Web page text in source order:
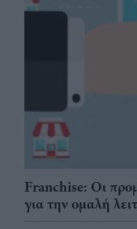
Franchise: Οι
για την ομαλή